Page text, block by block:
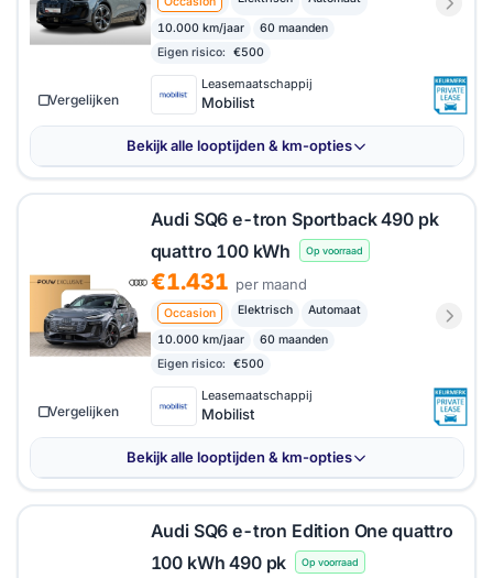
10.000 km/jaar
60 maanden
Eigen risico:
€500
Leasemaatschappij
Mobilist
Vergelijken
Bekijk alle looptijden & km-opties
Audi SQ6 e-tron Sportback 490 pk
quattro 100 kWh
Op voorraad
€1.431 per maand
Occasion Elektrisch Automaat
10.000 km/jaar
60 maanden
Eigen risico:
€500
Leasemaatschappij
Mobilist
Vergelijken
Bekijk alle looptijden & km-opties
Audi SQ6 e-tron Edition One quattro
100 kWh 490 pk
Op voorraad